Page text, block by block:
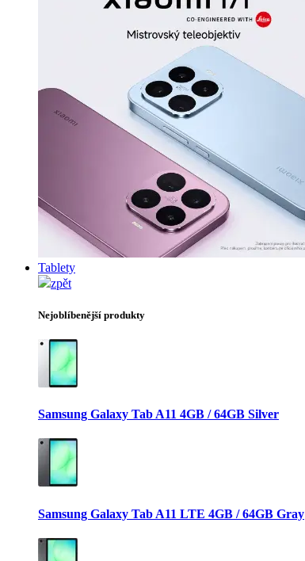
Tablety
zpět
Nejoblíbenější produkty
Samsung Galaxy Tab A11 4GB / 64GB Silver
Samsung Galaxy Tab A11 LTE 4GB / 64GB Gray